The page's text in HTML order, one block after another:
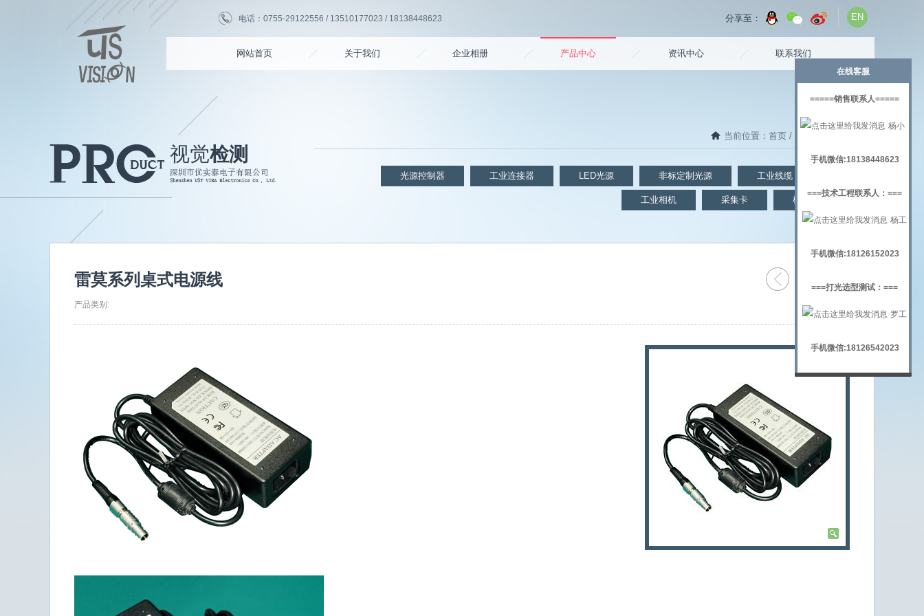
EN
分享至：
电话：0755-29122556 / 13510177023 / 18138448623
网站首页 关于我们 企业相册 产品中心 资讯中心 联系我们
视觉检测
当前位置： 首页 /
光源控制器 工业连接器 LED光源 非标定制光源 工业线缆
工业相机 采集卡 机器视觉实验架
雷莫系列桌式电源线
产品类别:
在线客服
=====销售联系人=====
杨小
手机微信:18138448623
===技术工程联系人：===
杨工
手机微信:18126152023
===打光选型测试：===
罗工
手机微信:18126542023